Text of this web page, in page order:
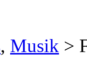
, Musik >